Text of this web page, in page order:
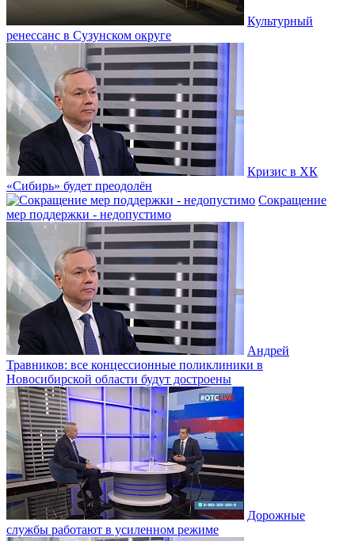
Культурный
ренессанс в Сузунском округе
Кризис в ХК
«Сибирь» будет преодолён
Сокращение
мер поддержки - недопустимо
Андрей
Травников: все концессионные поликлиники в
Новосибирской области будут достроены
Дорожные
службы работают в усиленном режиме